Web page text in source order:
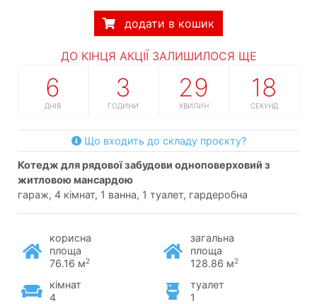
додати в кошик
ДО КІНЦЯ АКЦІЇ ЗАЛИШИЛОСЯ ЩЕ
6
ДНІВ
3
ГОДИНИ
29
ХВИЛИН
17
СЕКУНД
Що входить до складу проєкту?
котедж для рядової забудови одноповерховий з
житловою мансардою
гараж, 4 кімнат, 1 ванна, 1 туалет, гардеробна
корисна
площа
76.16 м2
загальна
площа
128.86 м2
кімнат
4
туалет
1